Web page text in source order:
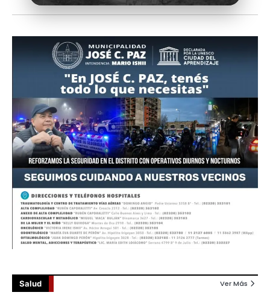
Salud Ver Más